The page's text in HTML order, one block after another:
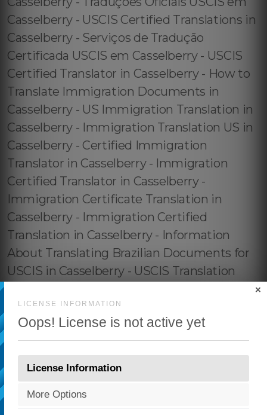
LICENSE INFORMATION
Oops! License is not active yet
×
License Information
More Options